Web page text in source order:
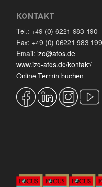
KONTAKT
Tel.: +49 (0) 6221 983 190
Fax: +49 (0) 06221 983 199
Email: izo@atos.de
www.izo-atos.de/kontakt/
Online-Termin buchen